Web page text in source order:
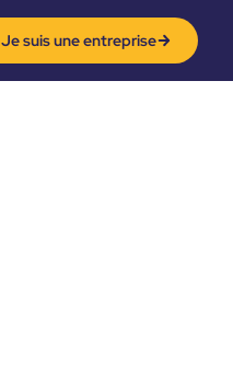
Je suis une entreprise